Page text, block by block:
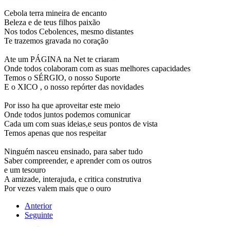
Cebola terra mineira de encanto
Beleza e de teus filhos paixão
Nos todos Cebolences, mesmo distantes
Te trazemos gravada no coração
Ate um PÁGINA na Net te criaram
Onde todos colaboram com as suas melhores capacidades
Temos o SÉRGIO, o nosso Suporte
E o XICO , o nosso repórter das novidades
Por isso ha que aproveitar este meio
Onde todos juntos podemos comunicar
Cada um com suas ideias,e seus pontos de vista
Temos apenas que nos respeitar
Ninguém nasceu ensinado, para saber tudo
Saber compreender, e aprender com os outros
e um tesouro
A amizade, interajuda, e critica construtiva
Por vezes valem mais que o ouro
Anterior
Seguinte